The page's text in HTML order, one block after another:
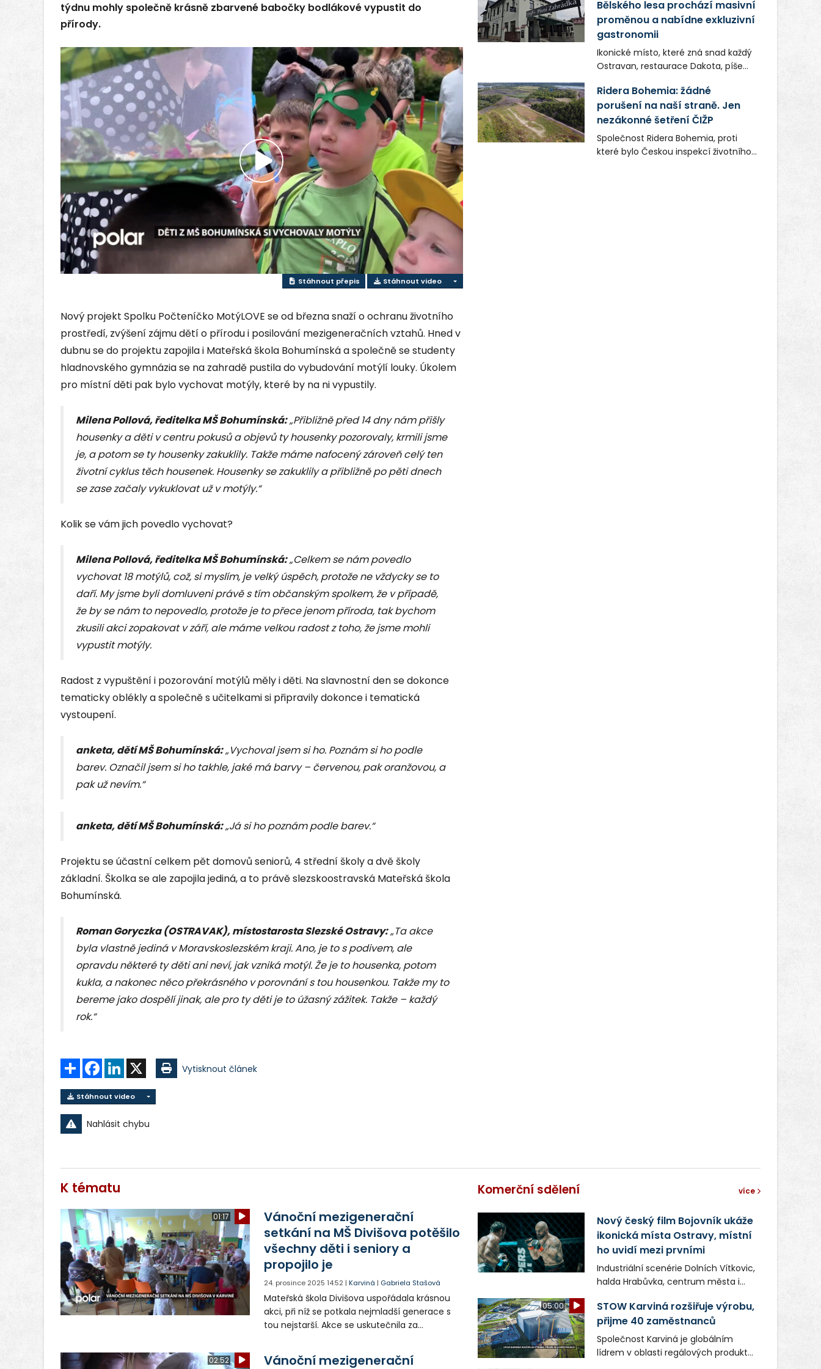
týdnu mohly společně krásně zbarvené babočky bodlákové vypustit do
přírody.
Přehrát
video
Stáhnout přepis Stáhnout video
Nový projekt Spolku Počteníčko MotýLOVE se od března snaží o ochranu životního
prostředí, zvýšení zájmu dětí o přírodu i posilování mezigeneračních vztahů. Hned v
dubnu se do projektu zapojila i Mateřská škola Bohumínská a společně se studenty
hladnovského gymnázia se na zahradě pustila do vybudování motýlí louky. Úkolem
pro místní děti pak bylo vychovat motýly, které by na ni vypustily.
Milena Pollová, ředitelka MŠ Bohumínská:„Přibližně před 14 dny nám přišly
housenky a děti v centru pokusů a objevů ty housenky pozorovaly, krmili jsme
je, a potom se ty housenky zakuklily. Takže máme nafocený zároveň celý ten
životní cyklus těch housenek. Housenky se zakuklily a přibližně po pěti dnech
se zase začaly vykuklovat už v motýly.“
Kolik se vám jich povedlo vychovat?
Milena Pollová, ředitelka MŠ Bohumínská:„Celkem se nám povedlo
vychovat 18 motýlů, což, si myslím, je velký úspěch, protože ne vždycky se to
daří. My jsme byli domluveni právě s tím občanským spolkem, že v případě,
že by se nám to nepovedlo, protože je to přece jenom příroda, tak bychom
zkusili akci zopakovat v září, ale máme velkou radost z toho, že jsme mohli
vypustit motýly.
Radost z vypuštění i pozorování motýlů měly i děti. Na slavnostní den se dokonce
tematicky oblékly a společně s učitelkami si připravily dokonce i tematická
vystoupení.
anketa, dětí MŠ Bohumínská:„Vychoval jsem si ho. Poznám si ho podle
barev. Označil jsem si ho takhle, jaké má barvy – červenou, pak oranžovou, a
pak už nevím.“
anketa, dětí MŠ Bohumínská:„Já si ho poznám podle barev.“
Projektu se účastní celkem pět domovů seniorů, 4 střední školy a dvě školy
základní. Školka se ale zapojila jediná, a to právě slezskoostravská Mateřská škola
Bohumínská.
Roman Goryczka (OSTRAVAK), místostarosta Slezské Ostravy:„Ta akce
byla vlastně jediná v Moravskoslezském kraji. Ano, je to s podivem, ale
opravdu některé ty děti ani neví, jak vzniká motýl. Že je to housenka, potom
kukla, a nakonec něco překrásného v porovnání s tou housenkou. Takže my to
bereme jako dospělí jinak, ale pro ty děti je to úžasný zážitek. Takže – každý
rok.“
Sdílet FacebookLinkedIn Vytisknout článek
Stáhnout video
Nahlásit chybu
Bělského lesa prochází masivní
proměnou a nabídne exkluzivní
gastronomii
Ikonické místo, které zná snad každý
Ostravan, restaurace Dakota, píše
společnost Dang Investment Group
s.r.o. investuje do projektu přes 50
milionů korun. Cílem je přinést
Ostravě dva špičkové gastronomické
koncepty, které v regionu dosud
chyběly, luxusní středomořskou
Ridera Bohemia: žádné
porušení na naší straně. Jen
nezákonné šetření ČIŽP
Společnost Ridera Bohemia, proti
které bylo Českou inspekcí životního
K tématu
01:17
Vánoční mezigenerační
setkání na MŠ Divišova potěšilo
všechny děti i seniory a
propojilo je
24. prosince 2025 14:52 |Karviná | Gabriela Stašová
Mateřská škola Divišova uspořádala krásnou
akci, při níž se potkala nejmladší generace s
tou nejstarší. Akce se uskutečnila za
02:52
Vánoční mezigenerační
Komerční sdělení více
Nový český film Bojovník ukáže
ikonická místa Ostravy, místní
ho uvidí mezi prvními
Industriální scenérie Dolních Vítkovic,
halda Hrabůvka, centrum města i
v novém filmu Bojovník, který vstoupí
do kin už 13. srpna. Režiséři Vojtěch
Frič a Tomáš Dianiška si
moravskoslezskou metropoli
nevybrali náhodou – její syrová
05:00
STOW Karviná rozšiřuje výrobu,
přijme 40 zaměstnanců
Společnost Karviná je globálním
lídrem v oblasti regálových produktů